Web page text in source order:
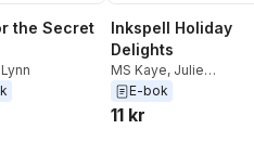
the Secret
Inkspell Holiday
Delights
MS Kaye, Julie
Navickas
Kristine Lynn
E-bok
11 kr